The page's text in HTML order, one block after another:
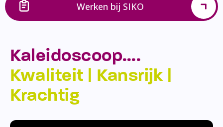
Werken bij SIKO
Kaleidoscoop….
Kwaliteit | Kansrijk |
Krachtig